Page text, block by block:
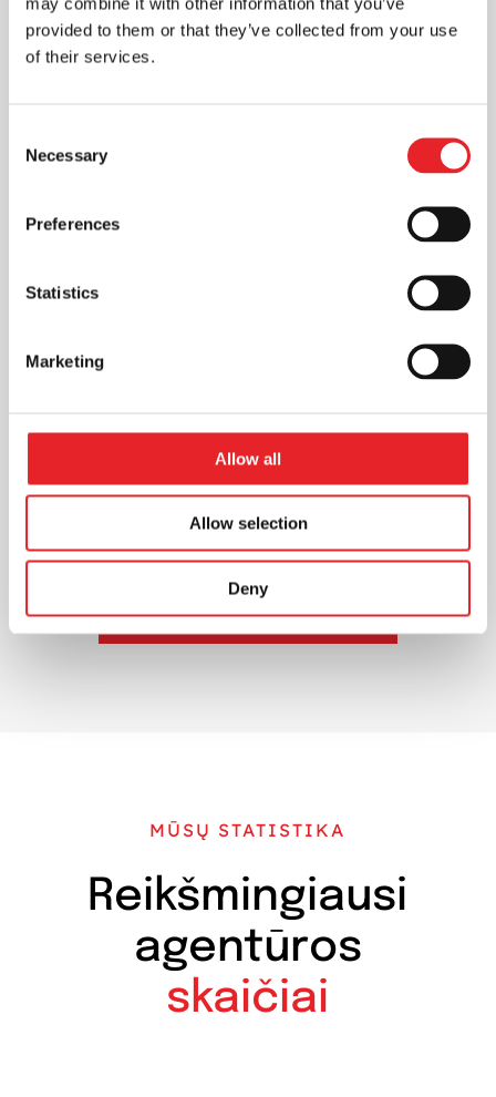
provided to them or that they’ve collected from your use
of their services.
Selection
Necessary
Preferences
Statistics
Marketing
Allow all
Allow selection
Deny
efektyvumui įvertinti: kaip pasiekti
geresnius rezultatus
Reklamos efektyvumas gali būti
vertinamas įvairiais būdais, tokiais kaip
reklamos pritraukiamumas, prisiminimas,
įtraukimas ir poveikis pirkimo...
ŽIŪRĖTI VISUS ĮRAŠUS
MŪSŲ STATISTIKA
Reikšmingiausi
agentūros
skaičiai